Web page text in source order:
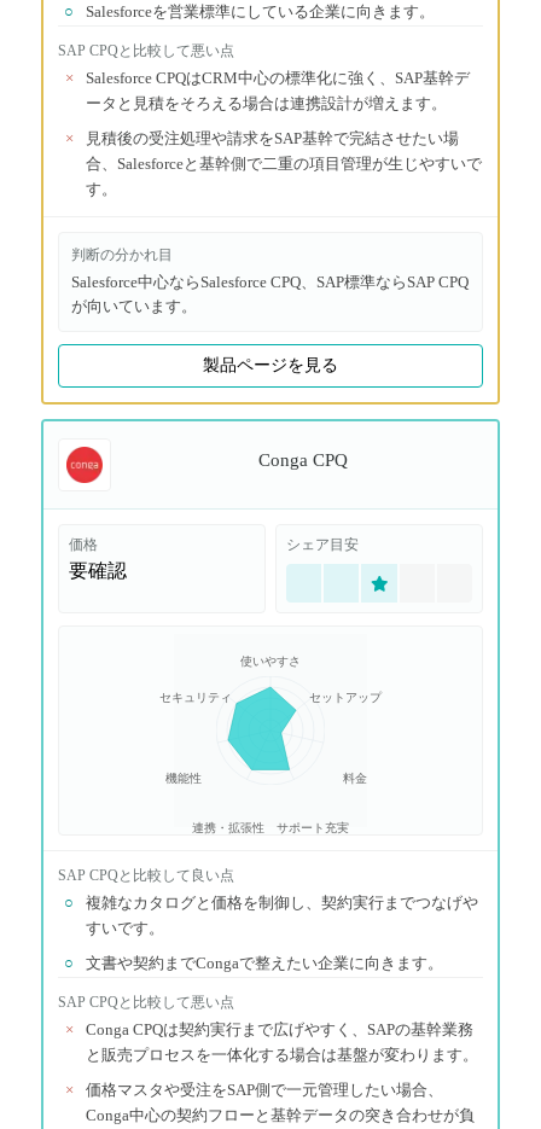
○
Salesforceを営業標準にしている企業に向きます。
SAP CPQ と比較して悪い点
×
Salesforce CPQはCRM中心の標準化に強く、SAP基幹デ
ータと見積をそろえる場合は連携設計が増えます。
×
見積後の受注処理や請求をSAP基幹で完結させたい場
合、Salesforceと基幹側で二重の項目管理が生じやすいで
す。
判断の分かれ目
Salesforce中心ならSalesforce CPQ、SAP標準ならSAP CPQ
が向いています。
製品ページを見る
Conga CPQ
価格
要確認
シェア目安
使いやすさ
セットアップ
料金
サポート充実
連携・拡張性
機能性
セキュリティ
SAP CPQ と比較して良い点
○
複雑なカタログと価格を制御し、契約実行までつなげや
すいです。
○
文書や契約までCongaで整えたい企業に向きます。
SAP CPQ と比較して悪い点
×
Conga CPQは契約実行まで広げやすく、SAPの基幹業務
と販売プロセスを一体化する場合は基盤が変わります。
×
価格マスタや受注をSAP側で一元管理したい場合、
Conga中心の契約フローと基幹データの突き合わせが負